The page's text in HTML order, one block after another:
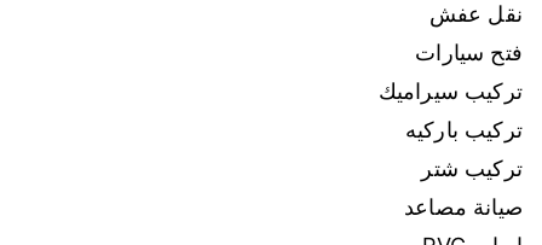
نقل عفش
فتح سيارات
تركيب سيراميك
تركيب باركيه
تركيب شتر
صيانة مصاعد